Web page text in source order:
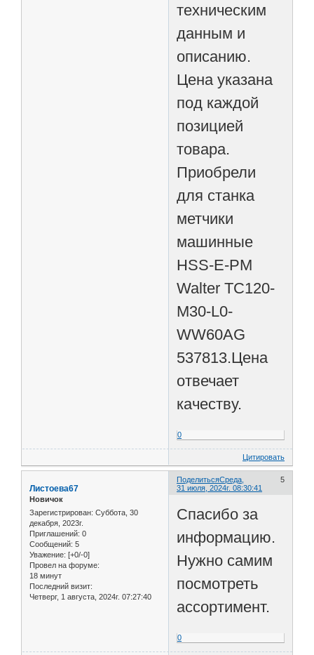
техническим
данным и
описанию.
Цена указана
под каждой
позицией
товара.
Приобрели
для станка
метчики
машинные
HSS-E-PM
Walter TC120-
M30-L0-
WW60AG
537813.Цена
отвечает
качеству.
0
Цитировать
Поделиться 5
Среда,
31 июля, 2024г. 08:30:41
Листоева67
Новичок
Зарегистрирован: Суббота, 30
декабря, 2023г.
Приглашений: 0
Сообщений: 5
Уважение: [+0/-0]
Провел на форуме:
18 минут
Последний визит:
Четверг, 1 августа, 2024г. 07:27:40
Спасибо за
информацию.
Нужно самим
посмотреть
ассортимент.
0